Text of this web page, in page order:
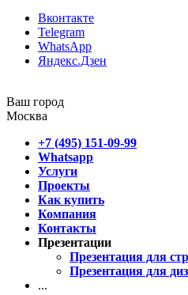
Вконтакте
Telegram
WhatsApp
Яндекс.Дзен
Ваш город
Москва
+7 (495) 151-09-99
Whatsapp
Услуги
Проекты
Как купить
Компания
Контакты
Презентации
Презентация для
Презентация для
...